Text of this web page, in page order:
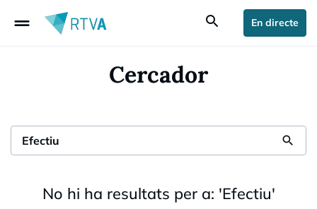
drag_handle search En directe
Cercador
search
No hi ha resultats per a: 'Efectiu'